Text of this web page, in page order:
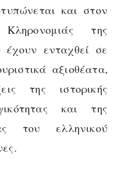
και στον
της
ενταχθεί σε
αξιοθέατα,
της ιστορικής
και της
του ελληνικού